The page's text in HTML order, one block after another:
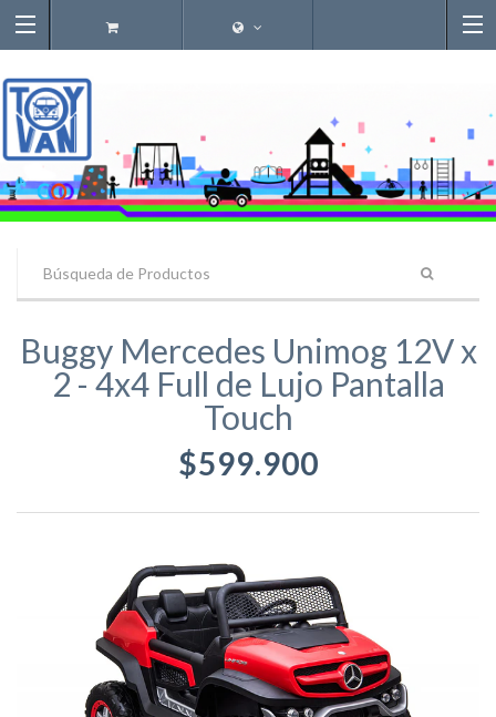
Buggy Mercedes Unimog 12V x
2 - 4x4 Full de Lujo Pantalla
Touch
$599.900